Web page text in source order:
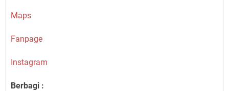
Maps
Fanpage
Instagram
Berbagi :